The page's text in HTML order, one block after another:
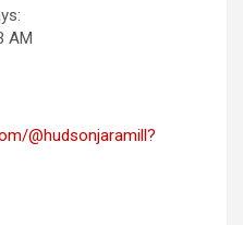
AM
@hudsonjaramill?